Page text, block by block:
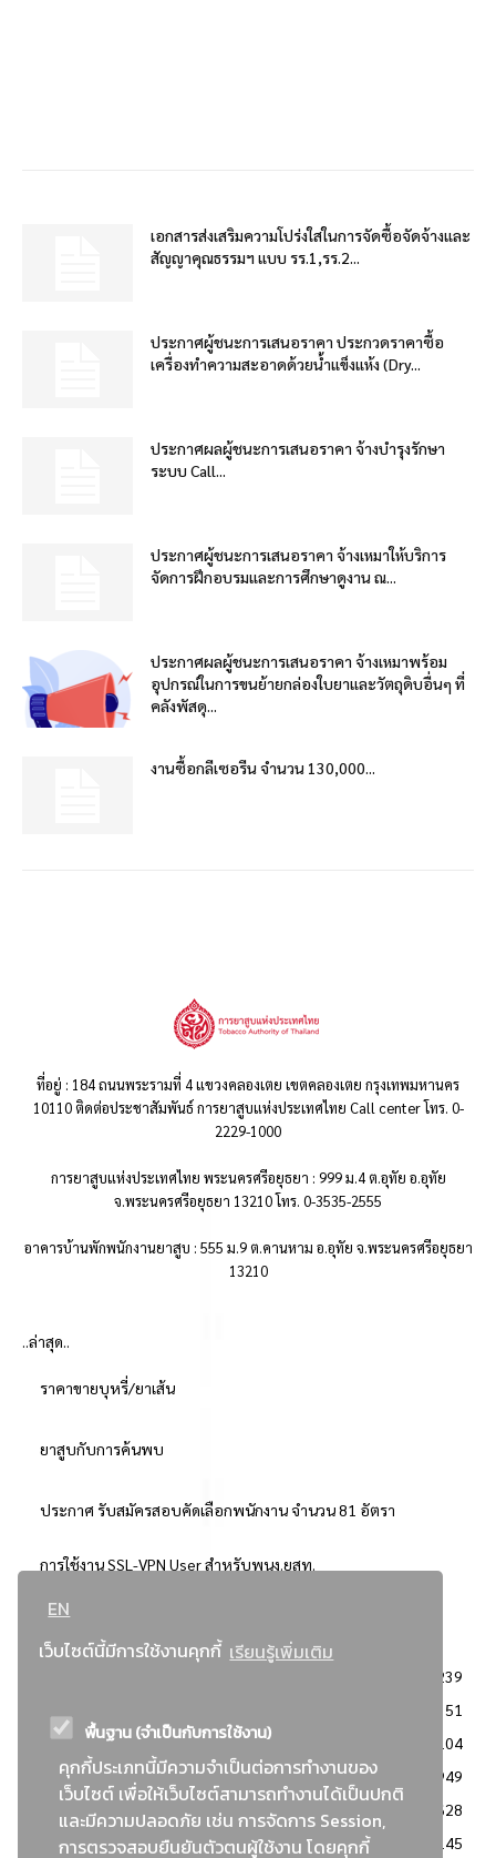
EN
เว็บไซต์นี้มีการใช้งานคุกกี้ เรียนรู้เพิ่มเติม
พื้นฐาน (จำเป็นกับการใช้งาน)
คุกกี้ประเภทนี้มีความจำเป็นต่อการทำงานของ
เว็บไซต์ เพื่อให้เว็บไซต์สามารถทำงานได้เป็นปกติ
และมีความปลอดภัย เช่น การจัดการ Session,
การตรวจสอบยืนยันตัวตนผู้ใช้งาน โดยคุกกี้
เอกสารส่งเสริมความโปร่งใสในการจัดซื้อจัดจ้างและ
สัญญาคุณธรรมฯ แบบ รร.1,รร.2...
ประกาศผู้ชนะการเสนอราคา ประกวดราคาซื้อ
เครื่องทำความสะอาดด้วยน้ำแข็งแห้ง (Dry...
ประกาศผลผู้ชนะการเสนอราคา จ้างบำรุงรักษา
ระบบ Call...
ประกาศผู้ชนะการเสนอราคา จ้างเหมาให้บริการ
จัดการฝึกอบรมและการศึกษาดูงาน ณ...
ประกาศผลผู้ชนะการเสนอราคา จ้างเหมาพร้อม
อุปกรณ์ในการขนย้ายกล่องใบยาและวัตถุดิบอื่นๆ ที่
คลังพัสดุ...
งานซื้อกลีเซอรีน จำนวน 130,000...
ที่อยู่ : 184 ถนนพระรามที่ 4 แขวงคลองเตย เขตคลองเตย กรุงเทพมหานคร
10110 ติดต่อประชาสัมพันธ์ การยาสูบแห่งประเทศไทย Call center โทร. 0-
2229-1000
การยาสูบแห่งประเทศไทย พระนครศรีอยุธยา : 999 ม.4 ต.อุทัย อ.อุทัย
จ.พระนครศรีอยุธยา 13210 โทร. 0-3535-2555
อาคารบ้านพักพนักงานยาสูบ : 555 ม.9 ต.คานหาม อ.อุทัย จ.พระนครศรีอยุธยา
13210
..ล่าสุด..
ราคาขายบุหรี่/ยาเส้น
ยาสูบกับการค้นพบ
ประกาศ รับสมัครสอบคัดเลือกพนักงาน จำนวน 81 อัตรา
การใช้งาน SSL-VPN User สำหรับพนง.ยสท.
..ยอดนิยม..
3239
2351
: วิธีเฉพาะเจาะจง
2104
ข่าวสาร/ประกาศ
1949
: เอกสารส่งเสริมความโปร่งใสในการจัดซื้อจัดจ้าง
1628
ข่าวสารจัดซื้อจัดจ้าง
1145